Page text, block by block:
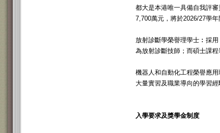
都大是本港唯一具備自我評
7,700萬元，將於2026/27學
放射診斷學榮譽理學士︰採
為放射診斷技師；而碩士課
機器人和自動化工程榮譽應
大量實習及職業導向的學習經
入學要求及獎學金制度